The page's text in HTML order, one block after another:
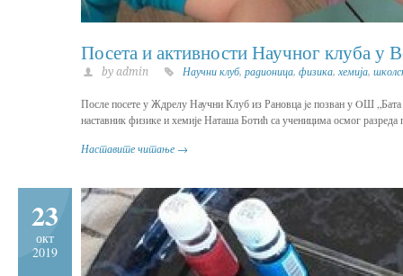
Посета и активности Научног клуба у
by admin Научни клуб, радионица, физика, хемија,
После посете у Ждрелу Научни Клуб из Рановца je позван у OШ
наставник физике и хемије Наташа Ботић са ученицима осмог разреда
Наставите читање →
23
окт
2019